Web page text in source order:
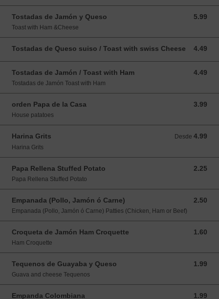
Tostadas de Jamón y Queso 5.99
5.99 USD
Toast with Ham &Cheese
Tostadas de Queso suiso / Toast with swiss Cheese 4.49
4.49 USD
Tostadas de Jamón / Toast with Ham 4.49
4.49 USD
Tostadas de Jamón Toast with Ham
orden Papa de la Casa 3.99
3.99 USD
House patatoes
Harina Grits Desde 4.99
Desde 4.99 USD
Harina Grits
Papa Rellena Stuffed Potato 2.25
2.25 USD
Papa Rellena Stuffed Potato
Empanada (Pollo, Jamón ó Carne) 2.50
2.50 USD
Empanada (Pollo, Jamón ó Carne) Patties (Chicken, Ham or Beef)
Croqueta de Jamón Ham Croquette 1.60
1.60 USD
Ham Croquette
Tequenos de Guayaba y Queso 1.99
1.99 USD
Guava and cheese Tequenos
Empanda Colombiana 1.99
1.99 USD